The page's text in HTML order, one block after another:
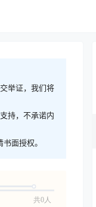
举证，我们将
持，不承诺内
面授权。
共0人